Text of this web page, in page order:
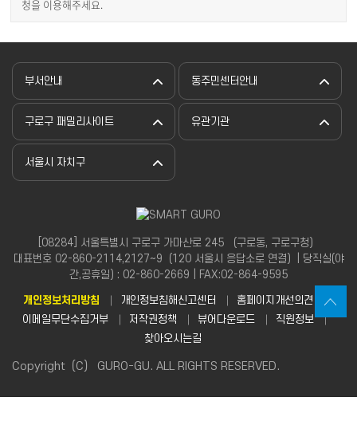
청을 이용해주세요.
부서안내 동주민센터안내
구로구 패밀리사이트 유관기관
서울시 자치구
[08284] 서울특별시 구로구 가마산로 245 （구로동, 구로구청）
대표번호 02-860-2114,2127~9（120 서울시 응답소로 연결）| 당직실(야
간,공휴일) : 02-860-2669 | FAX:02-864-9595
개인정보처리방침 개인정보침해신고센터
홈페이지개선의견
이메일무단수집거부
저작권정책 뷰어다운로드
직원정보
찾아오시는길
Copyright（C） GURO-GU. ALL RIGHTS RESERVED.